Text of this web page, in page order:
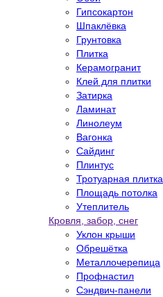
Гипсокартон
Шпаклёвка
Грунтовка
Плитка
Керамогранит
Клей для плитки
Затирка
Ламинат
Линолеум
Вагонка
Сайдинг
Плинтус
Тротуарная плитка
Площадь потолка
Утеплитель
Кровля, забор, снег
Уклон крыши
Обрешётка
Металлочерепица
Профнастил
Сэндвич-панели